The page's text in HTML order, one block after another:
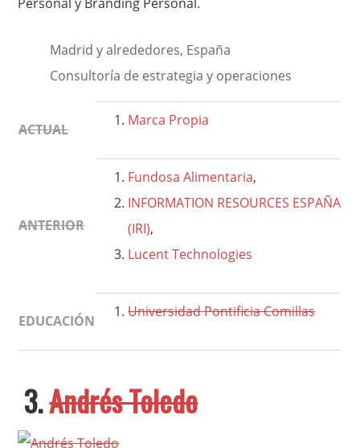
Madrid y alrededores, España
Consultoría de estrategia y operaciones
ACTUAL
Marca Propia
ANTERIOR
Fundosa Alimentaria,
INFORMATION RESOURCES ESPAÑA
(IRI),
Lucent Technologies
EDUCACIÓN
Universidad Pontificia Comillas
3.Andrés Toledo